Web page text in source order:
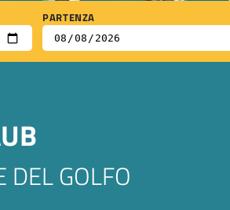
PARTENZA
DEL GOLFO